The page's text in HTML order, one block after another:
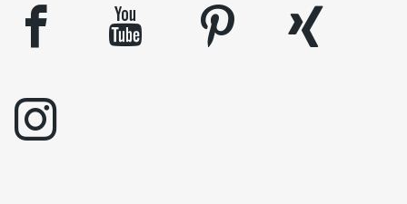
facebook youtube pinterest
xing
instagram